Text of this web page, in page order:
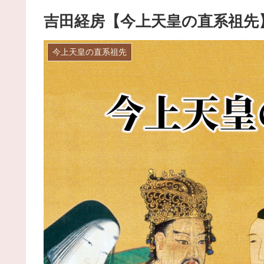
吉田経房【今上天皇の直系祖先
今上天皇の直系祖先